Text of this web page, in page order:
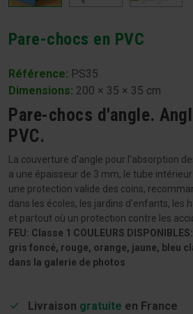
Pare-chocs en PVC
Référence: PS35
Dimensions: 200 × 35 × 35 cm
Pare-chocs d'angle.
PVC.
La couverture d'angle pour l'absorption
a une épaisseur de 3 mm, le tube
une protection valide des coins,
dans les écoles, les jardins d'enfants, les
et partout où un protection contre les
FEU: Classe 1 COULEURS
gris foncé, rouge, orange, jaune, bleu
dans la galerie de photos
Livraison gratuite en France